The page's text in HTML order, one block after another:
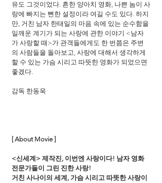
유도 그것이었다. 흔한 양아치 영화, 나쁜 놈이 사
랑에 빠지는 뻔한 설정이라 여길 수도 있다. 하지
만, 거친 남자 한태일의 마음 속에 있는 순수함을
일깨운 계기가 되는 사랑에 관한 이야기 <남자
가 사랑할 때>가 관객들에게도 한 번쯤은 주변
의 사람들을 돌아보고, 사랑에 대해서 생각하게
할 수 있는 가슴 시리고 따뜻한 영화가 되었으면
좋겠다.
감독 한동욱
[ About Movie ]
<신세계> 제작진, 이번엔 사랑이다! 남자 영화
전문가들이 그린 진한 사랑!
거친 사나이의 세계, 가슴 시리고 따뜻한 사랑이